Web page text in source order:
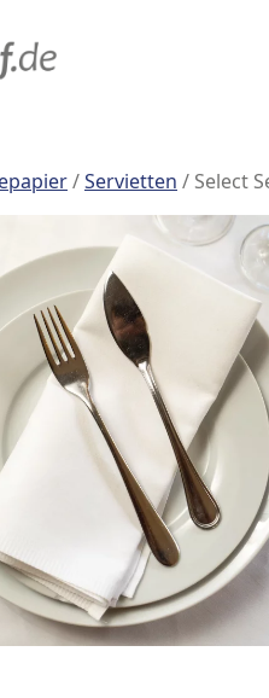
/Servietten / Select